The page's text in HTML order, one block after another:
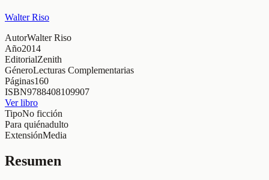
Walter Riso
AutorWalter Riso
Año2014
EditorialZenith
GéneroLecturas Complementarias
Páginas160
ISBN9788408109907
Ver libro
TipoNo ficción
Para quiénadulto
ExtensiónMedia
Resumen